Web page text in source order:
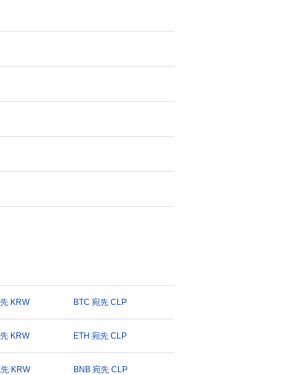
KRW BTC 宛先 CLP
KRW ETH 宛先 CLP
KRW BNB 宛先 CLP